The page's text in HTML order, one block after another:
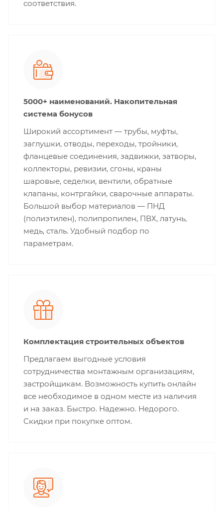
соответствия.
5000+ наименований. Накопительная
система бонусов
Широкий ассортимент — трубы, муфты,
заглушки, отводы, переходы, тройники,
фланцевые соединения, задвижки, затворы,
коллекторы, ревизии, сгоны, краны
шаровые, седелки, вентили, обратные
клапаны, контргайки, сварочные аппараты.
Большой выбор материалов — ПНД
(полиэтилен), полипропилен, ПВХ, латунь,
медь, сталь. Удобный подбор по
параметрам.
Комплектация строительных объектов
Предлагаем выгодные условия
сотрудничества монтажным организациям,
застройщикам. Возможность купить онлайн
все необходимое в одном месте из наличия
и на заказ. Быстро. Надежно. Недорого.
Скидки при покупке оптом.